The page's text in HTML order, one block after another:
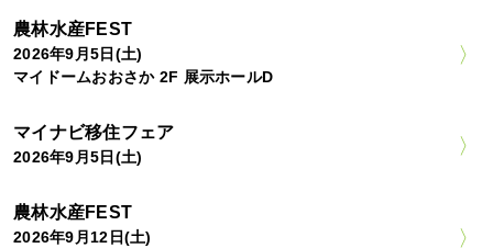
農林水産FEST
2026年9月5日(土)
マイドームおおさか 2F 展示ホールD
マイナビ移住フェア
2026年9月5日(土)
農林水産FEST
2026年9月12日(土)